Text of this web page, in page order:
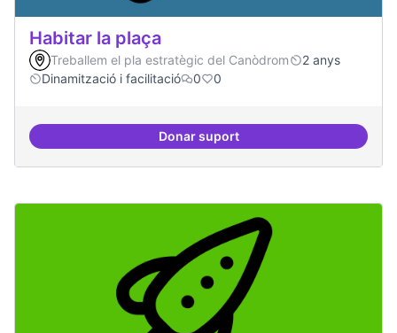
Habitar la plaça
Treballem el pla estratègic del Canòdrom
2 anys
Dinamització i facilitació
0 0
Donar suportHabitar la plaça